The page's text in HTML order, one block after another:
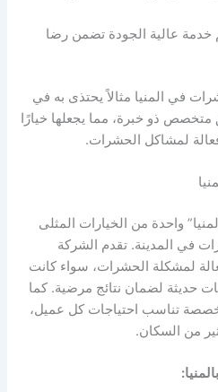
خدمة عالية الجودة تضمن رضا
في المنيا مثالاً يحتذى به في
ذو خبرة، مما يجعلها خيارًا
لمشاكل الحشرات.
واحدة من الخيارات المثلى
في المدينة. تقدم الشركة
لمشكلة الحشرات، سواء كانت
حديثة لضمان نتائج مرضية. كما
تناسب احتياجات كل عميل،
من السكان.